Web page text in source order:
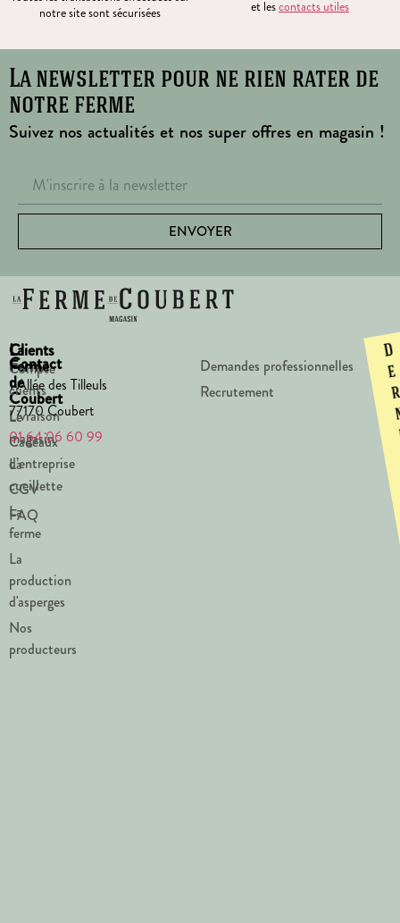
notre site sont sécurisées
et lescontacts utiles
La newsletter pour ne rien rater de
notre ferme
Suivez nos actualités et nos super offres en magasin !
ENVOYER
La
Ferme
de
Coubert
Le
magasin
La
cueillette
La
ferme
La
production
d'asperges
Nos
producteurs
Clients
Compte
clients
Livraison
Cadeaux
d’entreprise
CGV
FAQ
Contact
1 Allée des Tilleuls
77170 Coubert
01 64 06 60 99
Demandes professionnelles
Recrutement
D
e